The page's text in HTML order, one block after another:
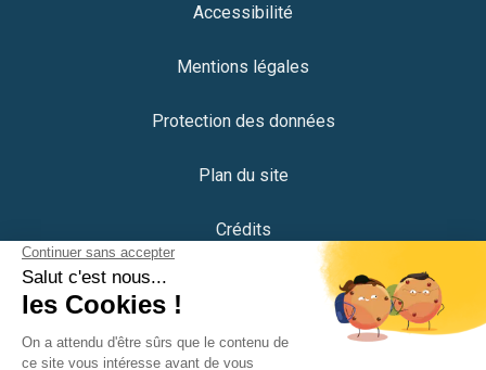
Accessibilité
Mentions légales
Protection des données
Plan du site
Crédits